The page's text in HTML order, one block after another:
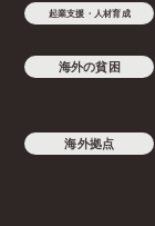
起業支援・人材育成
海外の貧困
海外拠点